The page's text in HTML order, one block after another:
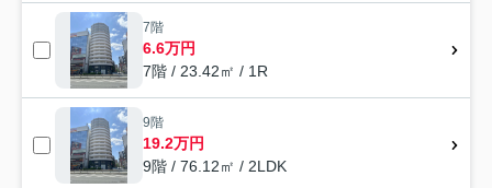
7階
6.6万円
7階 / 23.42㎡ / 1R
9階
19.2万円
9階 / 76.12㎡ / 2LDK